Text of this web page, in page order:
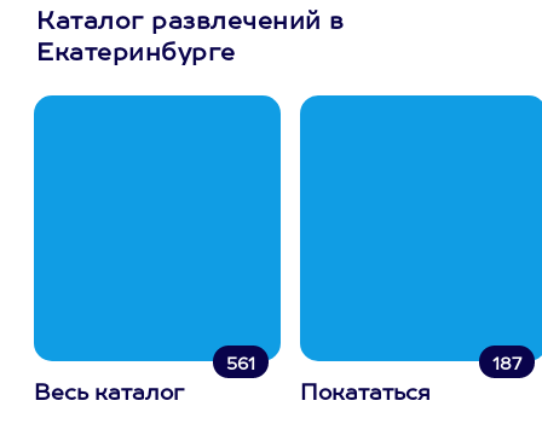
Каталог развлечений в
Екатеринбурге
561
Весь каталог
187
Покататься